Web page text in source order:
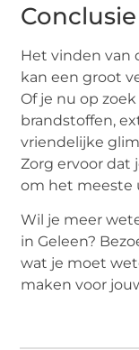
Conclusie
Het vinden van
kan een groot
Of je nu op
brandstoffen,
vriendelijke
Zorg ervoor dat
om het meeste
Wil je meer
in Geleen?
wat je moet
maken voor